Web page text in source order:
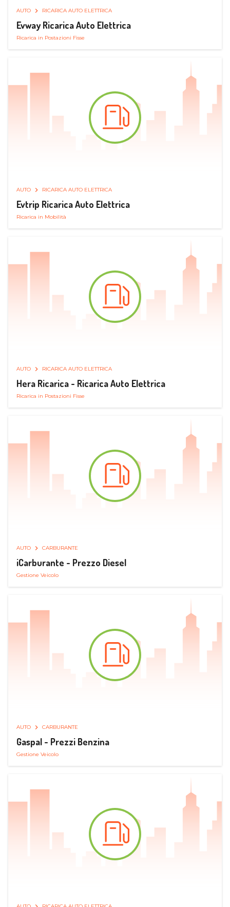
AUTO RICARICA AUTO ELETTRICA
Evway Ricarica Auto Elettrica
Ricarica in Postazioni Fisse
AUTO RICARICA AUTO ELETTRICA
Evtrip Ricarica Auto Elettrica
Ricarica in Mobilità
AUTO RICARICA AUTO ELETTRICA
Hera Ricarica - Ricarica Auto Elettrica
Ricarica in Postazioni Fisse
AUTO CARBURANTE
iCarburante - Prezzo Diesel
Gestione Veicolo
AUTO CARBURANTE
Gaspal - Prezzi Benzina
Gestione Veicolo